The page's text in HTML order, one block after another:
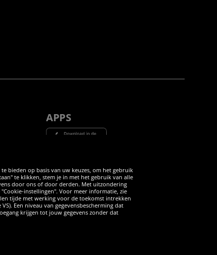
APPS
bieden op basis van uw keuzes, om het gebruik
te klikken, stem je in met het gebruik van alle
door ons of door derden. Met uitzondering
instellingen". Voor meer informatie, zie
tijde met werking voor de toekomst intrekken
Een niveau van gegevensbescherming dat
krijgen tot jouw gegevens zonder dat